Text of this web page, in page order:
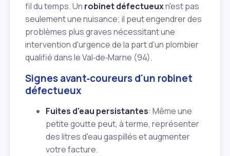
fil du temps. Un robinet défectueuxn'est pas
seulement une nuisance; il peut engendrer des
problèmes plus graves nécessitant une
intervention d'urgence de la part d'un plombier
qualifié dans le Val‑de‑Marne (94).
Signes avant‑coureurs d'un robinet
défectueux
Fuites d'eau persistantes: Même une
petite goutte peut, à terme, représenter
des litres d'eau gaspillés et augmenter
votre facture.